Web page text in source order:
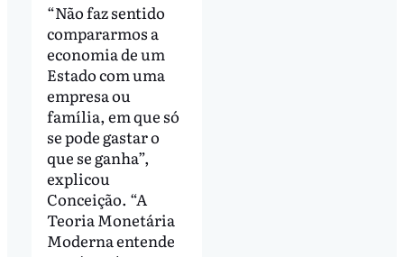
“Não faz sentido
compararmos a
economia de um
Estado com uma
empresa ou
família, em que só
se pode gastar o
que se ganha”,
explicou
Conceição. “A
Teoria Monetária
Moderna entende